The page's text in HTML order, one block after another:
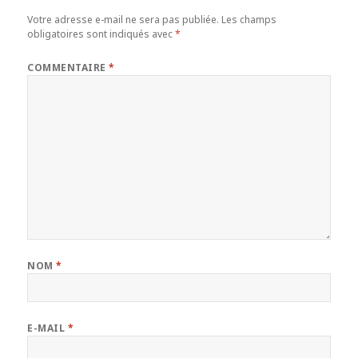
Votre adresse e-mail ne sera pas publiée. Les champs
obligatoires sont indiqués avec*
COMMENTAIRE*
NOM*
E-MAIL *